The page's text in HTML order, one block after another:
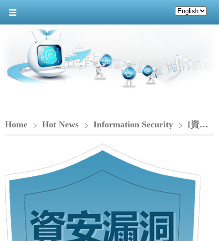
Home Hot News Information Security [資安漏洞通知-CIO]_Citrix 產品存在多個漏洞